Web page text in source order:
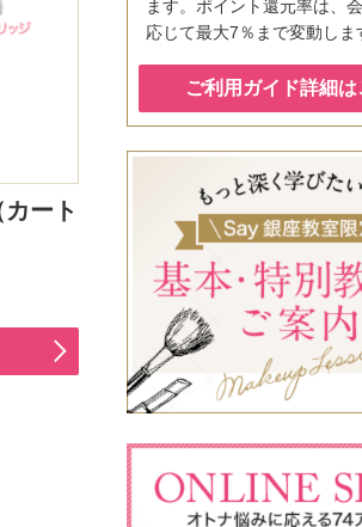
ート
ます。ポイント還元率は、
応じて最大7％まで変動しま
ご利用ガイド詳細は